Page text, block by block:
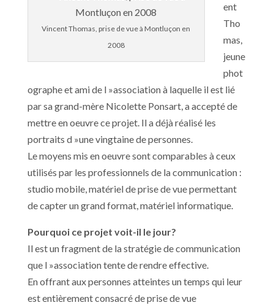
Vincent Thomas, prise de vue à Montluçon en
2008
ent
Tho
mas,
jeune
phot
ographe et ami de l »association à laquelle il est lié
par sa grand-mère Nicolette Ponsart, a accepté de
mettre en oeuvre ce projet. Il a déjà réalisé les
portraits d »une vingtaine de personnes.
Le moyens mis en oeuvre sont comparables à ceux
utilisés par les professionnels de la communication :
studio mobile, matériel de prise de vue permettant
de capter un grand format, matériel informatique.
Pourquoi ce projet voit-il le jour?
Il est un fragment de la stratégie de communication
que l »association tente de rendre effective.
En offrant aux personnes atteintes un temps qui leur
est entièrement consacré de prise de vue